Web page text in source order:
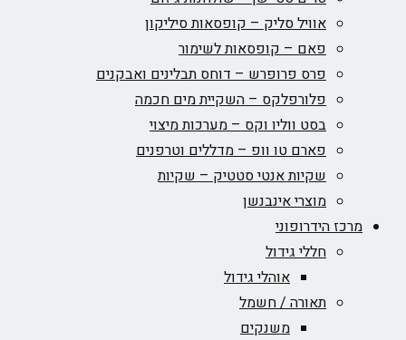
אוויל סליק – קופסאות סיליקון
פאם – קופסאות לשימור
פרס פרופרש – דוחס תבלינים ואבקנים
פלורפלקס – השקיית מים חכמה
בסט ווליו וקס – מערכות מיצוי
פארם טו וופ – מדללים וטרפנים
שקיות אנטי סטטיק – שקיות
מוצרי אינבנשן
מרכז הידרופוני
חללי גידול
אוהלי גידול
תאורה / חשמל
משנקים